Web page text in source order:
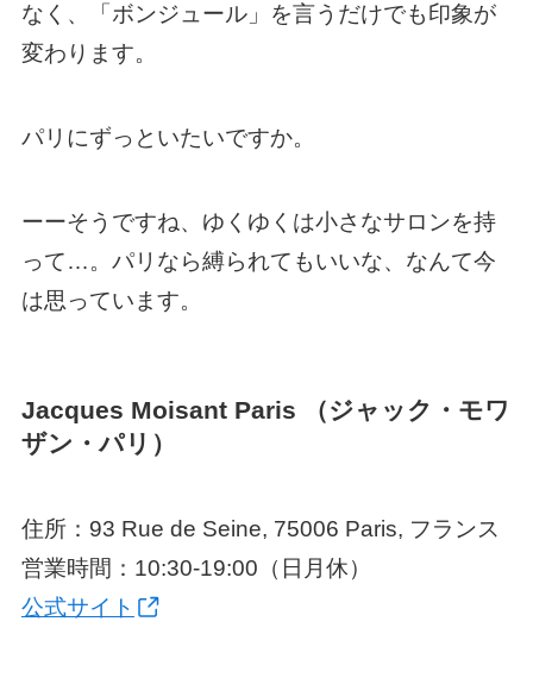
なく、「ボンジュール」を言うだけでも印象が
変わります。
パリにずっといたいですか。
ーーそうですね、ゆくゆくは小さなサロンを持
って…。パリなら縛られてもいいな、なんて今
は思っています。
Jacques Moisant Paris （ジャック・モワ
ザン・パリ）
住所：93 Rue de Seine, 75006 Paris, フランス
営業時間：10:30-19:00（日月休）
公式サイト